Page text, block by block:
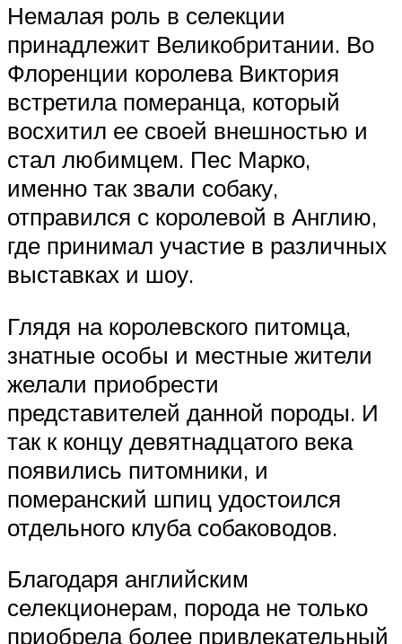
Немалая роль в селекции
принадлежит Великобритании. Во
Флоренции королева Виктория
встретила померанца, который
восхитил ее своей внешностью и
стал любимцем. Пес Марко,
именно так звали собаку,
отправился с королевой в Англию,
где принимал участие в различных
выставках и шоу.
Глядя на королевского питомца,
знатные особы и местные жители
желали приобрести
представителей данной породы. И
так к концу девятнадцатого века
появились питомники, и
померанский шпиц удостоился
отдельного клуба собаководов.
Благодаря английским
селекционерам, порода не только
приобрела более привлекательный